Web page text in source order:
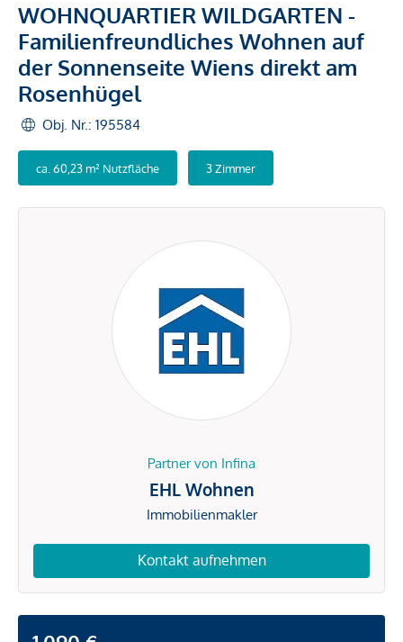
WOHNQUARTIER WILDGARTEN -
Familienfreundliches Wohnen auf
der Sonnenseite Wiens direkt am
Rosenhügel
Obj. Nr.: 195584
ca. 60,23 m² Nutzfläche 3 Zimmer
Partner von Infina
EHL Wohnen
Immobilienmakler
Kontakt aufnehmen